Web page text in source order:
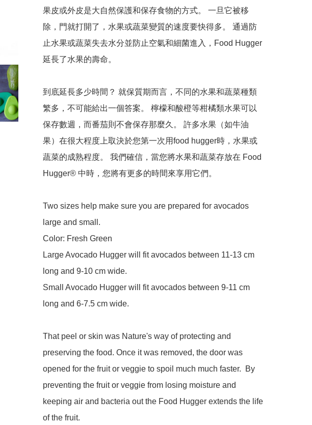
果皮或外皮是大自然保護和保存食物的方式。 一旦它被移
除，門就打開了，水果或蔬菜變質的速度要快得多。 通過防
止水果或蔬菜失去水分並防止空氣和細菌進入，Food Hugger
延長了水果的壽命。
到底延長多少時間？ 就保質期而言，不同的水果和蔬菜種類
繁多，不可能給出一個答案。 檸檬和酸橙等柑橘類水果可以
保存數週，而番茄則不會保存那麼久。 許多水果（如牛油
果）在很大程度上取決於您第一次用food hugger時，水果或
蔬菜的成熟程度。 我們確信，當您將水果和蔬菜存放在 Food
Hugger® 中時，您將有更多的時間來享用它們。
Two sizes help make sure you are prepared for avocados
large and small.
Color: Fresh Green
Large Avocado Hugger will fit avocados between 11-13 cm
long and 9-10 cm wide.
Small Avocado Hugger will fit avocados between 9-11 cm
long and 6-7.5 cm wide.
That peel or skin was Nature's way of protecting and
preserving the food. Once it was removed, the door was
opened for the fruit or veggie to spoil much much faster.  By
preventing the fruit or veggie from losing moisture and
keeping air and bacteria out the Food Hugger extends the life
of the fruit.